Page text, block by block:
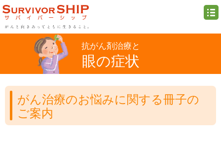
抗がん剤治療と
眼の症状
がん治療のお悩みに関する冊子の
ご案内